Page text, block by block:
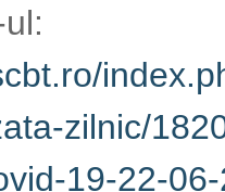
1820-
2020/file
la
Institutul